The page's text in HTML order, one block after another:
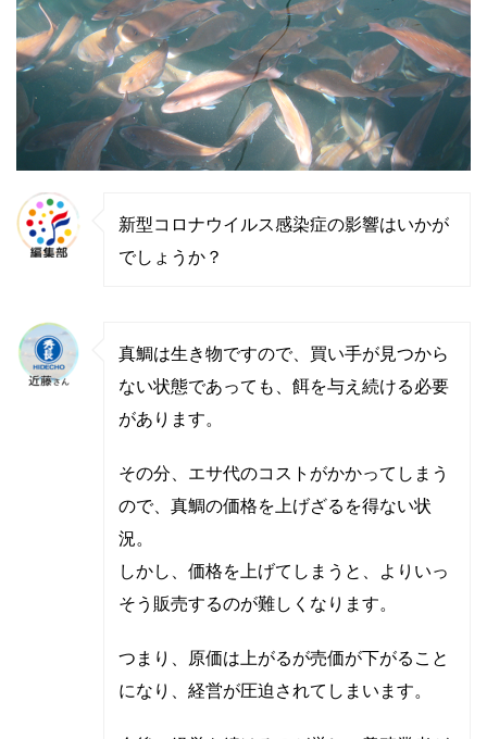
新型コロナウイルス感染症の影響はいかが
でしょうか？
真鯛は生き物ですので、買い手が見つから
ない状態であっても、餌を与え続ける必要
があります。
その分、エサ代のコストがかかってしまう
ので、真鯛の価格を上げざるを得ない状
況。
しかし、価格を上げてしまうと、よりいっ
そう販売するのが難しくなります。
つまり、原価は上がるが売価が下がること
になり、経営が圧迫されてしまいます。